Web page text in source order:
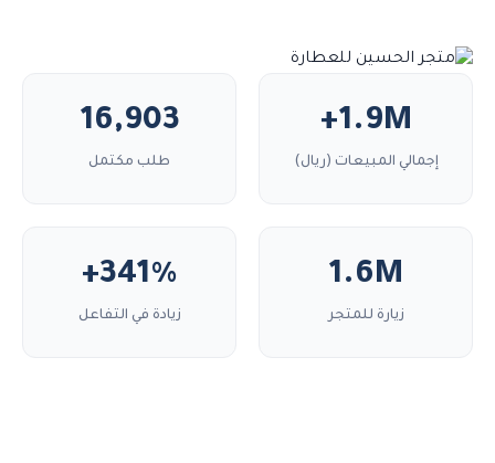
+1.9M
إجمالي المبيعات (ريال)
16,903
طلب مكتمل
1.6M
زيارة للمتجر
+341%
زيادة في التفاعل